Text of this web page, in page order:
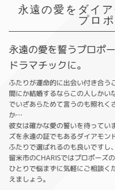
永遠の愛をダイ
プロ
永遠の愛を誓うプロポ
ドラマチックに。
ふたりが運命的に出会い付き合う
間にか結婚するならこの人しかい
でいざあらためて言うのも照れく
か…
彼女は確かな愛の誓いを待ってい
ズを永遠の証でもあるダイアモン
ふたりで選ばれるのも良いですし
留米市のCHARISではプロポーズ
ひとりで悩まずに気軽にご相談く
えましょう。